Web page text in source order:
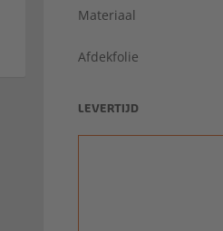
Materiaal
Afdekfolie
LEVERTIJD